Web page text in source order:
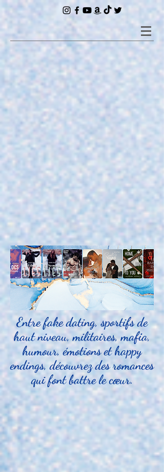
Entre fake dating, sportifs de
haut niveau, militaires, mafia,
humour, émotions et happy
endings, découvrez des romances
qui font battre le cœur.